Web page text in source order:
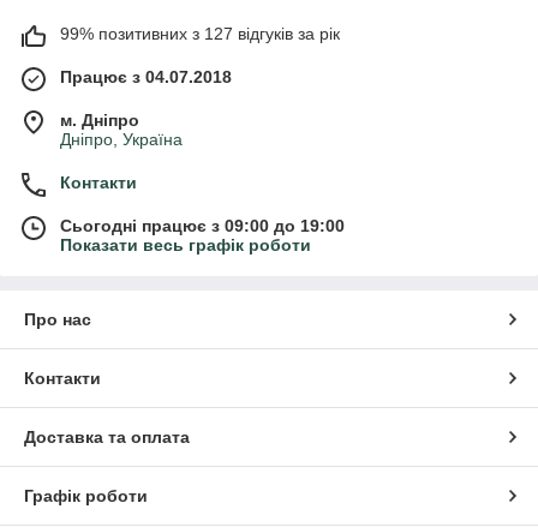
99% позитивних з 127 відгуків за рік
Працює з 04.07.2018
м. Дніпро
Дніпро, Україна
Контакти
Сьогодні працює з 09:00 до 19:00
Показати весь графік роботи
Про нас
Контакти
Доставка та оплата
Графік роботи